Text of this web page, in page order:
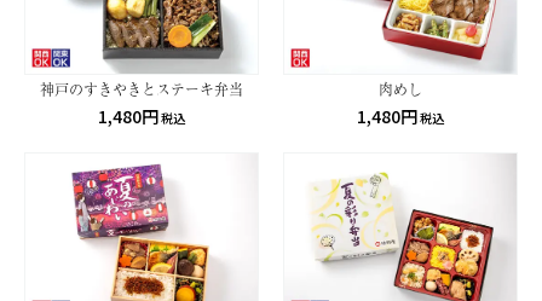
神戸のすきやきとステーキ弁当
1,480円税込
肉めし
1,480円税込